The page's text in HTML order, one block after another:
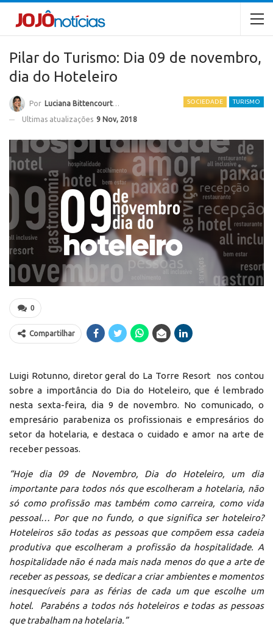
Pilar do Turismo: Dia 09 de novembro,
dia do Hoteleiro
SOCIEDADE TURISMO
Por Luciana Bittencourt Ramos
Ultimas atualizações 9 Nov, 2018
0
Compartilhar
Luigi Rotunno, diretor geral do La Torre Resort nos contou
sobre a importância do Dia do Hoteleiro, que é lembrado
nesta sexta-feira, dia 9 de novembro. No comunicado, o
empresário parabeniza os profissionais e empresários do
setor da hotelaria, e destaca o cuidado e amor na arte de
receber pessoas.
“Hoje dia 09 de Novembro, Dia do Hoteleiro, um dia
importante para todos nós que escolheram a hotelaria, não
só como profissão mas também como carreira, como vida
pessoal… Por que no fundo, o que significa ser hoteleiro?
Hoteleiros são todas as pessoas que compõem essa cadeia
produtiva que escolheram a profissão da hospitalidade. A
hospitalidade não é nada mais nada menos do que a arte de
receber as pessoas, se dedicar a criar ambientes e momentos
inesquecíveis para as férias de cada um que escolhe um
hotel. Parabéns a todos nós hoteleiros e todas as pessoas
que trabalham na hotelaria.”